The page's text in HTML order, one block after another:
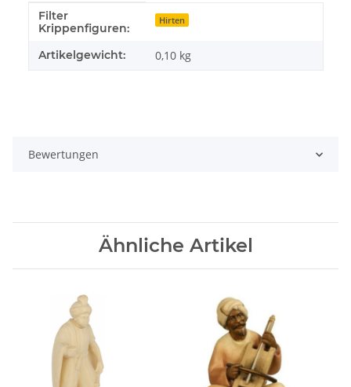
Produkteigenschaft
Wert
Filter
Krippenfiguren:
Hirten
Artikelgewicht: 0,10 kg
Bewertungen
Ähnliche Artikel